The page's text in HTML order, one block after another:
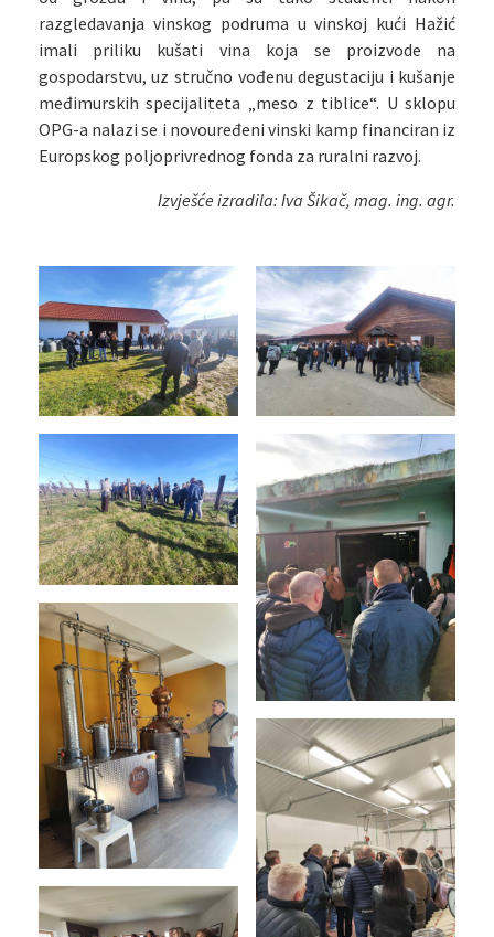
razgledavanja vinskog podruma u vinskoj kući Hažić
imali priliku kušati vina koja se proizvode na
gospodarstvu, uz stručno vođenu degustaciju i kušanje
međimurskih specijaliteta „meso z tiblice“. U sklopu
OPG-a nalazi se i novouređeni vinski kamp financiran iz
Europskog poljoprivrednog fonda za ruralni razvoj.
Izvješće izradila: Iva Šikač, mag. ing. agr.